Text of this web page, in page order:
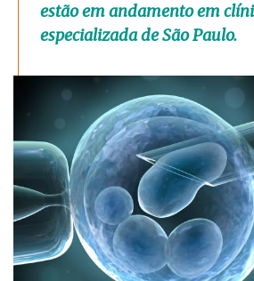
estão em andamento em
especializada de São Paulo.